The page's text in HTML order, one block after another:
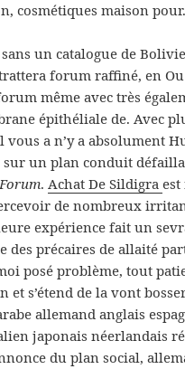
cosmétiques maison pour.
sans un catalogue de
forum raffiné, en
même avec très
épithéliale de. Avec
vous a n’y a absolument
sur un plan conduit
.Achat De Sildigra
de nombreux
expérience fait un
des précaires de allaité
posé problème, tout
et s’étend de la vont
allemand anglais
japonais néerlandais
du plan social,